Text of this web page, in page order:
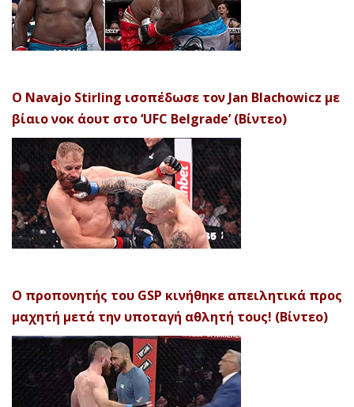
Ο Navajo Stirling ισοπέδωσε τον Jan Blachowicz με
βίαιο νοκ άουτ στο ‘UFC Belgrade’ (Βίντεο)
Ο προπονητής του GSP κινήθηκε απειλητικά προς
μαχητή μετά την υποταγή αθλητή τους! (Βίντεο)